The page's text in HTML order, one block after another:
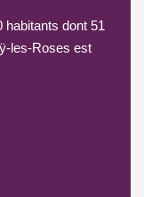
habitants dont 51
les-Roses est